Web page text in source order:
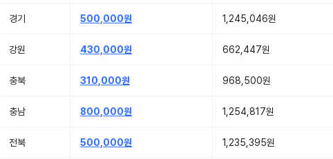
경기 500,000원 1,245,046원
강원 430,000원 662,447원
충북 310,000원 968,500원
충남 800,000원 1,254,817원
전북 500,000원 1,235,395원